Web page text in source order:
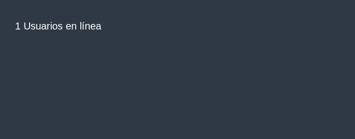
1 Usuarios en línea